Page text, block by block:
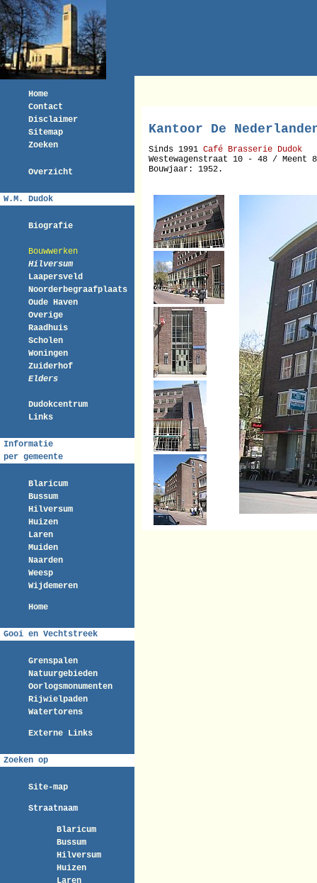
Home
Contact
Disclaimer
Sitemap
Zoeken
Overzicht
W.M. Dudok
Biografie
Bouwwerken
Hilversum
Laapersveld
Noorderbegraafplaats
Oude Haven
Overige
Raadhuis
Scholen
Woningen
Zuiderhof
Elders
Dudokcentrum
Links
Informatie
per gemeente
Blaricum
Bussum
Hilversum
Huizen
Laren
Muiden
Naarden
Weesp
Wijdemeren
Home
Gooi en Vechtstreek
Grenspalen
Natuurgebieden
Oorlogsmonumenten
Rijwielpaden
Watertorens
Externe Links
Zoeken op
Site-map
Straatnaam
Blaricum
Bussum
Hilversum
Huizen
Kantoor De
Sinds 1991 Café Brasserie Dudok
Westewagenstraat 10 - 48 / Meent
Bouwjaar: 1952.